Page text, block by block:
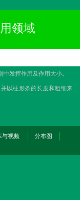
领域
发挥作用及作用大小。
以柱形条的长度和粗细来
与视频
分布图